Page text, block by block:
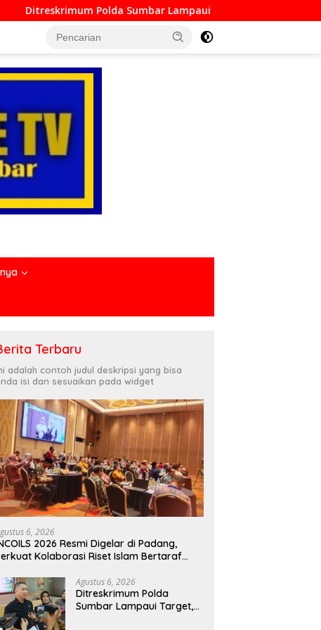
Lampaui Target, Operasi Pekat dan Sikat Singgalang 2026
Terbaru
adalah contoh judul deskripsi yang bisa
isi dan sesuaikan pada widget
6, 2026
2026 Resmi Digelar di Padang,
Kolaborasi Riset Islam Bertaraf
Agustus 6, 2026
Ditreskrimum Polda
Sumbar Lampaui Target,